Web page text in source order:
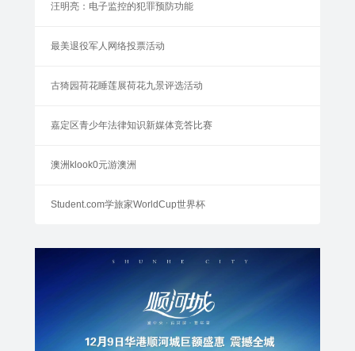
汪明亮：电子监控的犯罪预防功能
最美退役军人网络投票活动
古猗园荷花睡莲展荷花九景评选活动
嘉定区青少年法律知识新媒体竞答比赛
澳洲klook0元游澳洲
Student.com学旅家WorldCup世界杯